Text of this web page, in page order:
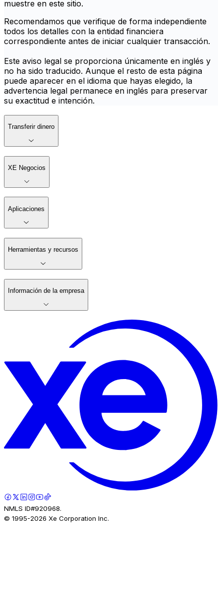
muestre en este sitio.
Recomendamos que verifique de forma independiente
todos los detalles con la entidad financiera
correspondiente antes de iniciar cualquier transacción.
Este aviso legal se proporciona únicamente en inglés y
no ha sido traducido. Aunque el resto de esta página
puede aparecer en el idioma que hayas elegido, la
advertencia legal permanece en inglés para preservar
su exactitud e intención.
Transferir dinero
XE Negocios
Aplicaciones
Herramientas y recursos
Información de la empresa
NMLS ID#920968.
© 1995-2026 Xe Corporation Inc.